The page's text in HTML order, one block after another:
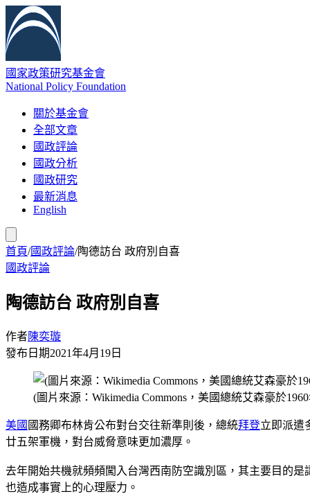
國家政策研究基金會
National Policy Foundation
關於基金會
全部文章
國政評論
國政分析
國政研究
最新消息
English
首頁/國政評論/陶德訪台 政府別自喜
國政評論
陶德訪台 政府別自喜
作者陳奕璇
發布日期2021年4月19日
(圖片來源：Wikimedia Commons，美國總統艾森豪於
美國 國務卿布林肯公布對台交往新準則後，總統拜登立即派遣
廿五架軍機，對台威脅意味更加濃厚。
去年開始共機就頻頻闖入台灣西南防空識別區，其主要目的
也造成事實上的心理壓力。